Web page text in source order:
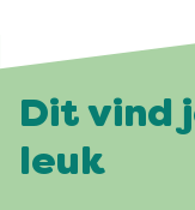
Dit vind
leuk